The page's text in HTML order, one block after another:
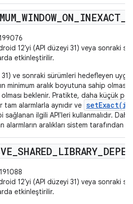
_ WINDOW_ ON INEXACT
12'yi (API düzeyi 31) veya sonraki
etkinleştirilir.
ve sonraki sürümleri hedefleyen
minimum aralık boyutuna sahip olması
beklenir. Pratikte, daha küçük
alarmlarla aynıdır ve
sağlanan ilgili API'leri kullanmalıdır. Daha
aralıkları sistem tarafından
_SHARED LIBRARY_
12'yi (API düzeyi 31) veya sonraki
etkinleştirilir.